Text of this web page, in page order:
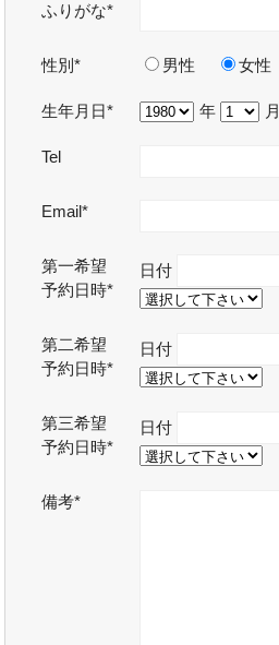
ふりがな*
性別* 男性 女性
生年月日* 年 月
Tel
Email*
第一希望
予約日時*
日付
第二希望
予約日時*
日付
第三希望
予約日時*
日付
備考*